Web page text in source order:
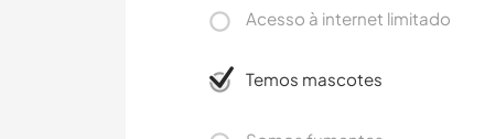
Acesso à internet limitado
Temos mascotes